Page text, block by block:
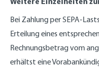
Bei Zahlung per SEPA-
Erteilung eines
Rechnungsbetrag vom
erhältst eine